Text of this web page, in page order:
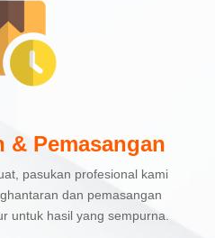
& Pemasangan
pasukan profesional kami
dan pemasangan
untuk hasil yang sempurna.